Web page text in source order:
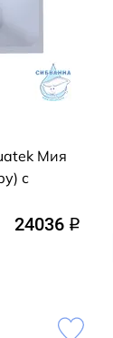
Мия
с
24036 q